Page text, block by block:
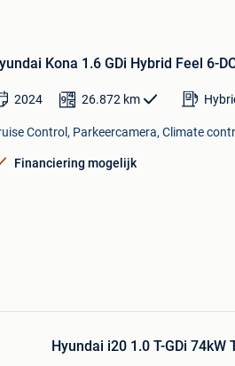
Kona 1.6 GDi Hybrid Feel 6-
2024 26.872 km
Control, Parkeercamera, Climate
Financiering mogelijk
Hyundai i20 1.0 T-GDi 74kW